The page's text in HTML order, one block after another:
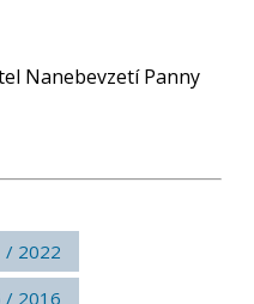
Nanebevzetí Panny
/ 2022
/ 2016